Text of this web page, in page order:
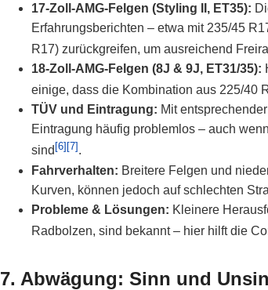
17‑Zoll‑AMG‑Felgen (Styling II, ET35):
Erfahrungsberichten – etwa mit 235/45
R17) zurückgreifen, um ausreichend
18‑Zoll‑AMG‑Felgen (8J & 9J, ET31/35):
einige, dass die Kombination aus 225/40
TÜV und Eintragung: Mit
Eintragung häufig problemlos – auch
sind [6] [7] .
Fahrverhalten: Breitere Felgen und
Kurven, können jedoch auf schlechten
Probleme & Lösungen: Kleinere
Radbolzen, sind bekannt – hier hilft die
7. Abwägung: Sinn und